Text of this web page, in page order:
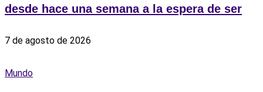
desde hace una semana a la espera de ser
7 de agosto de 2026
Mundo